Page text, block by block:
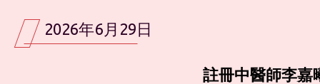
2026年6月29日
註冊中醫師李嘉